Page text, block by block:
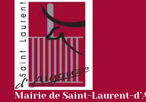
Mairie de Saint-Laurent-